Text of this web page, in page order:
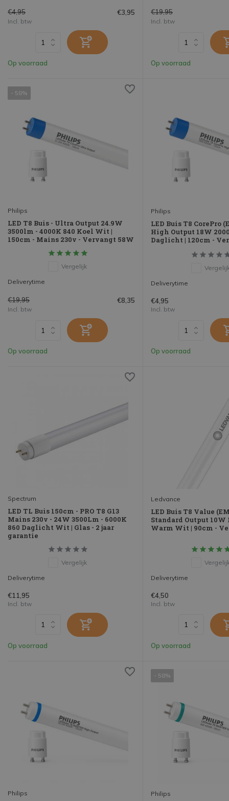
€4,95 €3,95
Incl. btw
Op voorraad
€19,95
Incl. btw
Op voorraad
- 58%
Philips
LED T8 Buis - Ultra Output 24.9W
3500lm - 4000K 840 Koel Wit |
150cm - Mains 230v - Vervangt 58W
Vergelijk
Deliverytime
€19,95 €8,35
Incl. btw
Op voorraad
Philips
LED Buis T8 CorePro
High Output 18W
Daglicht | 120cm -
Deliverytime
€4,95
Incl. btw
Op voorraad
Spectrum
LED TL Buis 150cm - PRO T8 G13
Mains 230v - 24W 3500Lm - 6000K
860 Daglicht Wit | Glas - 2 jaar
garantie
Vergelijk
Deliverytime
€11,95
Incl. btw
Op voorraad
Ledvance
LED Buis T8 Value
Standard Output 10W
Warm Wit | 90cm -
Deliverytime
€4,50
Incl. btw
Op voorraad
Philips
- 58%
Philips